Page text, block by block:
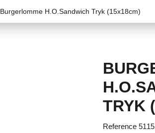
Burgerlomme H.O.Sandwich Tryk (15x18cm)
TRYK
Reference 5115